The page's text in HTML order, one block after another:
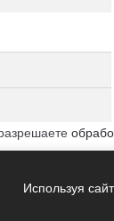
Используя